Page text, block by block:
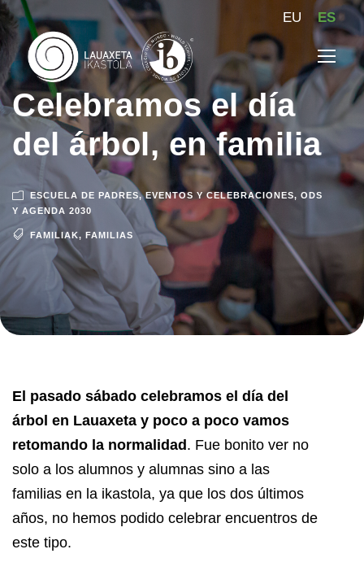
EU ES
Celebramos el día
del árbol, en familia
ESCUELA DE PADRES, EVENTOS Y CELEBRACIONES, ODS
Y AGENDA 2030
FAMILIAK, FAMILIAS
El pasado sábado celebramos el día del
árbol en Lauaxeta y poco a poco vamos
retomando la normalidad. Fue bonito ver no
solo a los alumnos y alumnas sino a las
familias en la ikastola, ya que los dos últimos
años, no hemos podido celebrar encuentros de
este tipo.